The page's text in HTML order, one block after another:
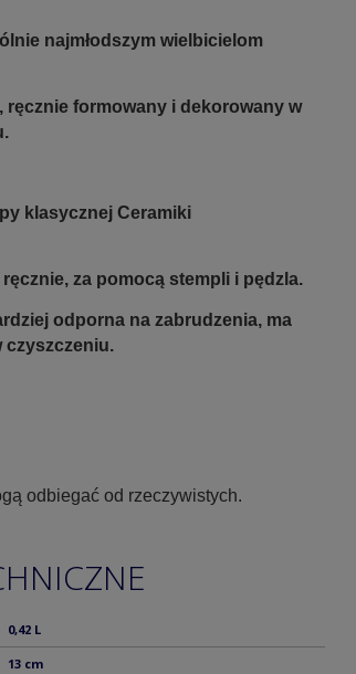
najmłodszym wielbicielom
formowany i dekorowany w
klasycznej Ceramiki
za pomocą stempli i pędzla.
odporna na zabrudzenia, ma
czyszczeniu.
odbiegać od rzeczywistych.
0,42 L
13 cm